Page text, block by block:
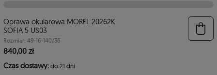
Oprawa okularowa MOREL 20262K
SOFIA 5 US03
Rozmiar: 49-16-140/36
840,00 zł
Czas dostawy:do 21 dni